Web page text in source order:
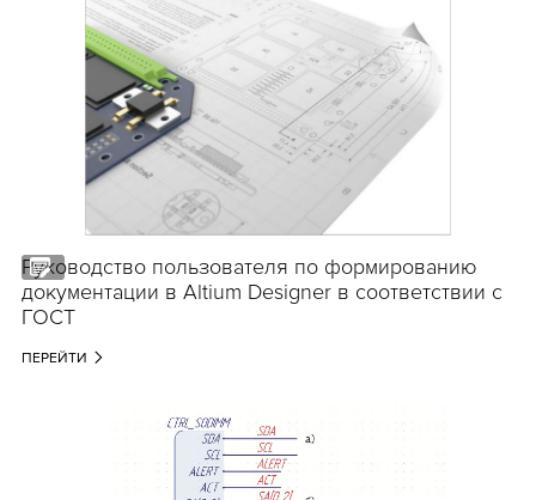
Руководство пользователя по формированию
документации в Altium Designer в соответствии с
ГОСТ
ПЕРЕЙТИ